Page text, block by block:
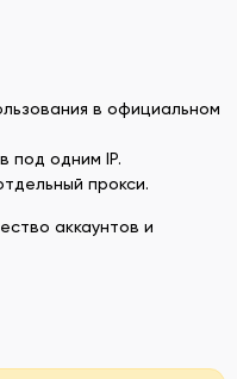
в официальном
под одним IP.
прокси.
аккаунтов и